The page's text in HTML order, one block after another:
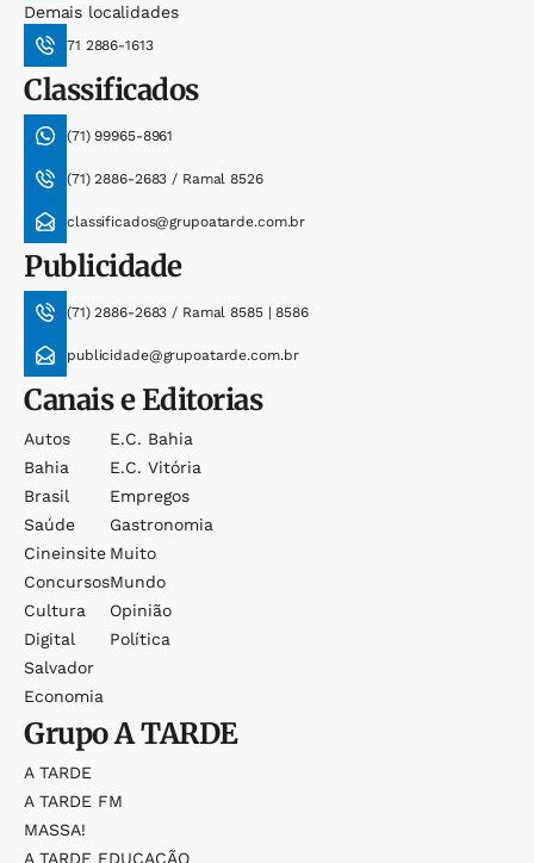
Demais localidades
71 2886-1613
Classificados
(71) 99965-8961
(71) 2886-2683 / Ramal 8526
classificados@grupoatarde.com.br
Publicidade
(71) 2886-2683 / Ramal 8585 | 8586
publicidade@grupoatarde.com.br
Canais e Editorias
Autos
Bahia
Brasil
Saúde
Cineinsite
Concursos
Cultura
Digital
Salvador
Economia
E.c. Bahia
E.c. Vitória
Empregos
Gastronomia
Muito
Mundo
Opinião
Política
GrupoA TARDE
A TARDE
A TARDE FM
MASSA!
A TARDE EDUCAÇÃO